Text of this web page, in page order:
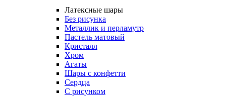
Латексные шары
Без рисунка
Металлик и перламутр
Пастель матовый
Кристалл
Хром
Агаты
Шары с конфетти
Сердца
С рисунком